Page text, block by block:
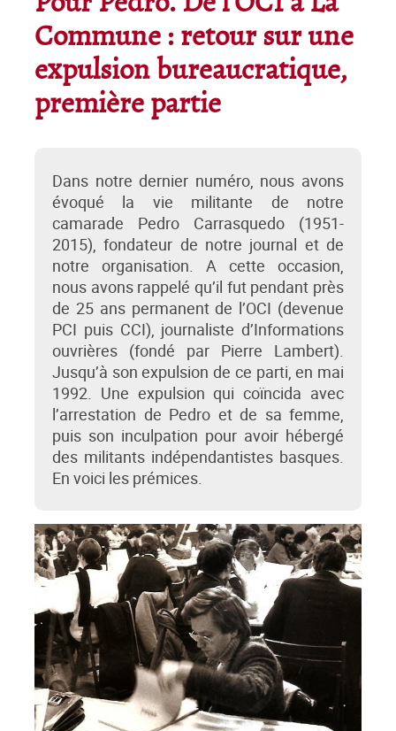
Commune : retour sur une
expulsion bureaucratique,
première partie
Dans notre dernier numéro, nous avons
évoqué la vie militante de notre
camarade Pedro Carrasquedo (1951-
2015), fondateur de notre journal et de
notre organisation. A cette occasion,
nous avons rappelé qu’il fut pendant près
de 25 ans permanent de l’OCI (devenue
PCI puis CCI), journaliste d’Informations
ouvrières (fondé par Pierre Lambert).
Jusqu’à son expulsion de ce parti, en mai
1992. Une expulsion qui coïncida avec
l’arrestation de Pedro et de sa femme,
puis son inculpation pour avoir hébergé
des militants indépendantistes basques.
En voici les prémices.